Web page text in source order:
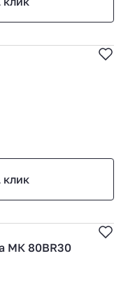
клик
МК 80ВR30